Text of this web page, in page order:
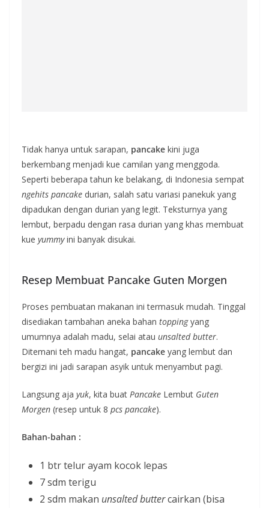
Tidak hanya untuk sarapan, pancake kini juga
berkembang menjadi kue camilan yang menggoda.
Seperti beberapa tahun ke belakang, di Indonesia sempat
ngehits pancake durian, salah satu variasi panekuk yang
dipadukan dengan durian yang legit. Teksturnya yang
lembut, berpadu dengan rasa durian yang khas membuat
kue yummyini banyak disukai.
Resep Membuat Pancake Guten Morgen
Proses pembuatan makanan ini termasuk mudah. Tinggal
disediakan tambahan aneka bahan toppingyang
umumnya adalah madu, selai atau unsalted butter.
Ditemani teh madu hangat, pancake yang lembut dan
bergizi ini jadi sarapan asyik untuk menyambut pagi.
Langsung aja yuk, kita buat Pancake Lembut Guten
Morgen (resep untuk 8 pcs pancake).
Bahan-bahan :
1 btr telur ayam kocok lepas
7 sdm terigu
2 sdm makan unsalted buttercairkan (bisa